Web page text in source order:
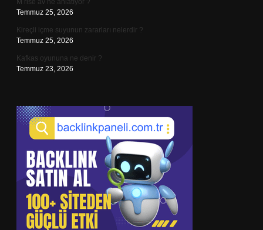
M rise av ne anlatıyor ?
Temmuz 25, 2026
Kireçli içme suyunun zararları nelerdir ?
Temmuz 25, 2026
Kafkas oyununa ne denir ?
Temmuz 23, 2026